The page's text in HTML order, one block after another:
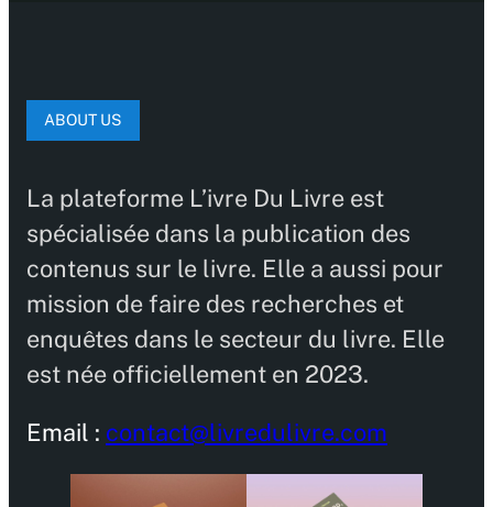
ABOUT US
La plateforme L’ivre Du Livre est
spécialisée dans la publication des
contenus sur le livre. Elle a aussi pour
mission de faire des recherches et
enquêtes dans le secteur du livre. Elle
est née officiellement en 2023.
Email : contact@livredulivre.com